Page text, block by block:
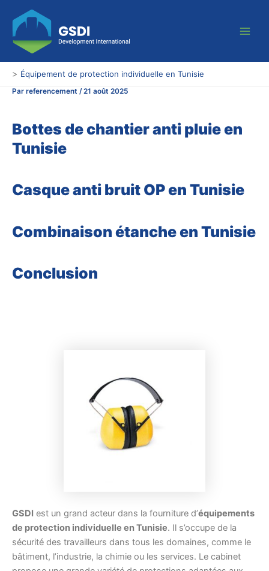
contenu
> Équipement de protection individuelle en Tunisie
Par referencement /21 août 2025
Bottes de chantier anti pluie en
Tunisie
Casque anti bruit OP en Tunisie
Combinaison étanche en Tunisie
Conclusion
GSDI est un grand acteur dans la fourniture d’équipements
de protection individuelle en Tunisie. Il s’occupe de la
sécurité des travailleurs dans tous les domaines, comme le
bâtiment, l’industrie, la chimie ou les services. Le cabinet